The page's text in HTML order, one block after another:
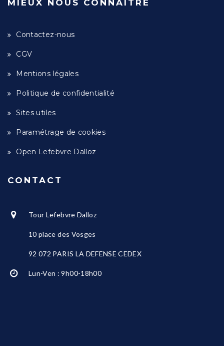
MIEUX NOUS CONNAÎTRE
Contactez-nous
CGV
Mentions légales
Politique de confidentialité
Sites utiles
Paramétrage de cookies
Open Lefebvre Dalloz
CONTACT
Tour Lefebvre Dalloz
10 place des Vosges
92 072 PARIS LA DEFENSE CEDEX
Lun-Ven : 9h00-18h00